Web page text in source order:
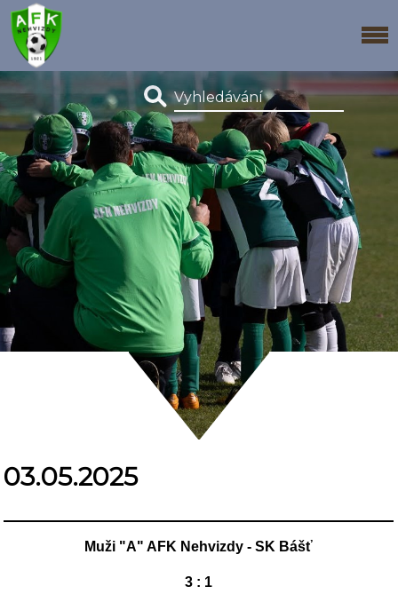
03.05.2025
Muži "A" AFK Nehvizdy - SK Bášť
3 : 1